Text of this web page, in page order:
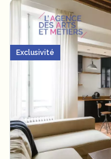
Exclusivité